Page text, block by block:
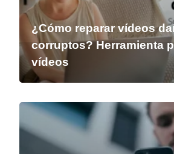
¿Cómo reparar vídeos
corruptos? Herramienta
vídeos